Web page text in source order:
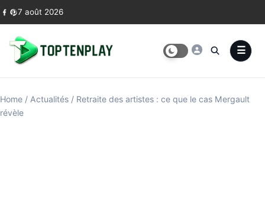
Skip to content
7 août 2026
Home / Actualités / Retraite des artistes : ce que le cas Mergault
révèle